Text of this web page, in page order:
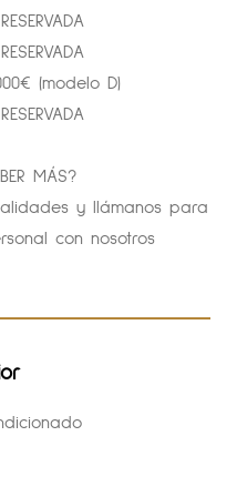
(modelo D)
MÁS?
y llámanos para
con nosotros